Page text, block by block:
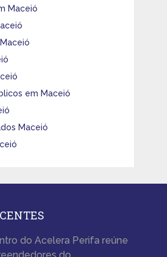
Maceió
em Maceió
Maceió
do Acelera Perifa reúne